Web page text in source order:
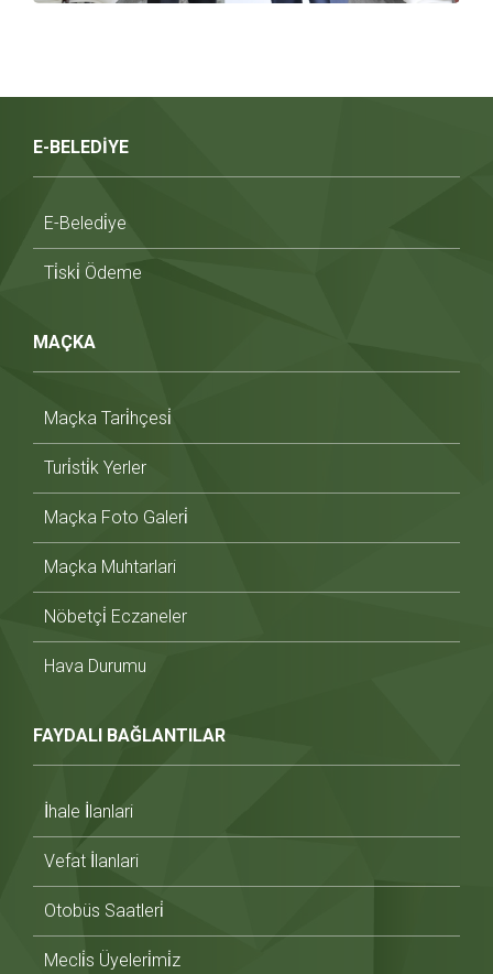
E-BELEDİYE
E-Beledi̇ye
Ti̇ski̇ Ödeme
MAÇKA
Maçka Tari̇hçesi̇
Turi̇sti̇k Yerler
Maçka Foto Galeri̇
Maçka Muhtarlari
Nöbetçi̇ Eczaneler
Hava Durumu
FAYDALI BAĞLANTILAR
İhale İlanlari
Vefat İlanlari
Otobüs Saatleri̇
Mecli̇s Üyeleri̇mi̇z